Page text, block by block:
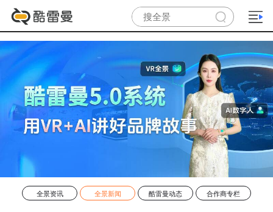
全景资讯 全景新闻 酷雷曼动态 合作商专栏